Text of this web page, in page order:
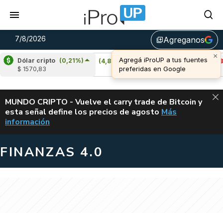
7/8/2026 library_addAgreganos
Dólar cripto (0,21%)
$ 1570,83
Cardano (4,80%)
u$s 0,20
Avalanche
(-3,48%)
u$s 6,42
ALERTA
MUNDO CRIPTO - Vuelve el carry trade de Bitcoin y
esta señal define los precios de agosto VUELVE EL
Más
información
FINANZAS 4.0